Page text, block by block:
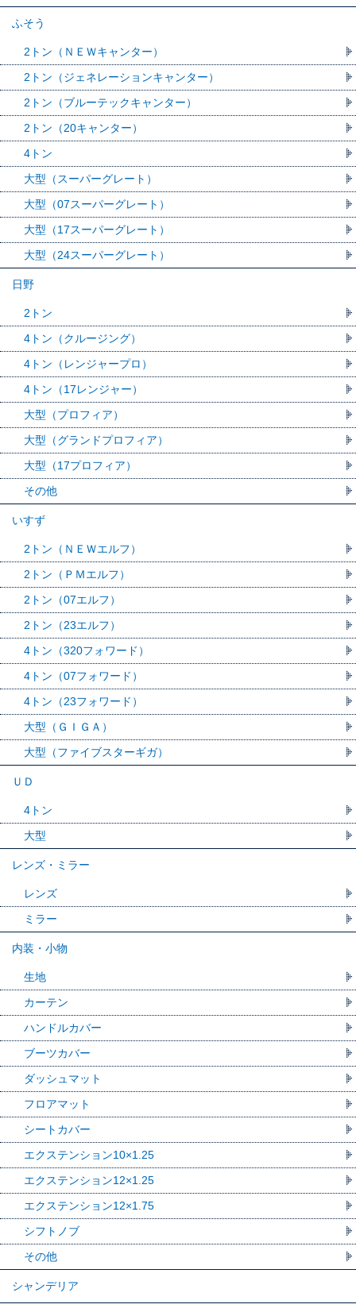
ふそう
2トン（ＮＥＷキャンター）
2トン（ジェネレーションキャンター）
2トン（ブルーテックキャンター）
2トン（20キャンター）
4トン
大型（スーパーグレート）
大型（07スーパーグレート）
大型（17スーパーグレート）
大型（24スーパーグレート）
日野
2トン
4トン（クルージング）
4トン（レンジャープロ）
4トン（17レンジャー）
大型（プロフィア）
大型（グランドプロフィア）
大型（17プロフィア）
その他
いすず
2トン（ＮＥＷエルフ）
2トン（ＰＭエルフ）
2トン（07エルフ）
2トン（23エルフ）
4トン（320フォワード）
4トン（07フォワード）
4トン（23フォワード）
大型（ＧＩＧＡ）
大型（ファイブスターギガ）
ＵＤ
4トン
大型
レンズ・ミラー
レンズ
ミラー
内装・小物
生地
カーテン
ハンドルカバー
ブーツカバー
ダッシュマット
フロアマット
シートカバー
エクステンション10×1.25
エクステンション12×1.25
エクステンション12×1.75
シフトノブ
その他
シャンデリア